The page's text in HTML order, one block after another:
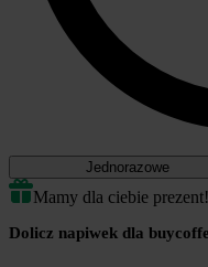
Jednorazowe
Mamy dla ciebie
Dolicz napiwek dla